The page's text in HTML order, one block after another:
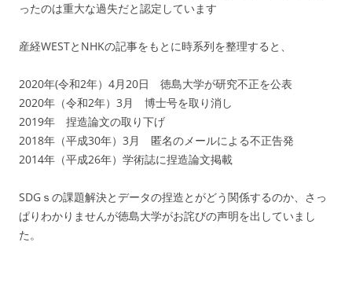
ったのは重大な過失だと認定しています
産経WESTとNHKの記事をもとに時系列を整理すると、
2020年(令和2年）4月20日 徳島大学が研究不正を公表
2020年（令和2年）3月 博士号を取り消し
2019年 捏造論文の取り下げ
2018年（平成30年）3月 匿名のメールによる不正告発
2014年（平成26年）学術誌に捏造論文掲載
SDGｓの課題解決とデータの捏造とがどう関係するのか、さっ
ぱりわかりませんが徳島大学がお詫びの声明を出していまし
た。